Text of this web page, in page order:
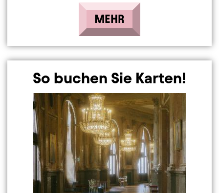
MEHR
So buchen Sie Karten!
Image